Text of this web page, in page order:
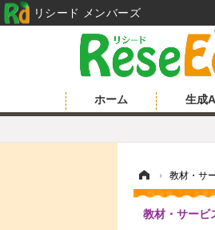
ホーム 生成
› 教材・サ
教材・サービ
リシード メンバーズ